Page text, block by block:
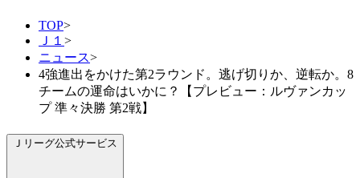
TOP>
Ｊ１ >
ニュース>
4強進出をかけた第2ラウンド。逃げ切りか、逆転か。8
チームの運命はいかに？【プレビュー：ルヴァンカッ
プ 準々決勝 第2戦】
Ｊリーグ公式サービス